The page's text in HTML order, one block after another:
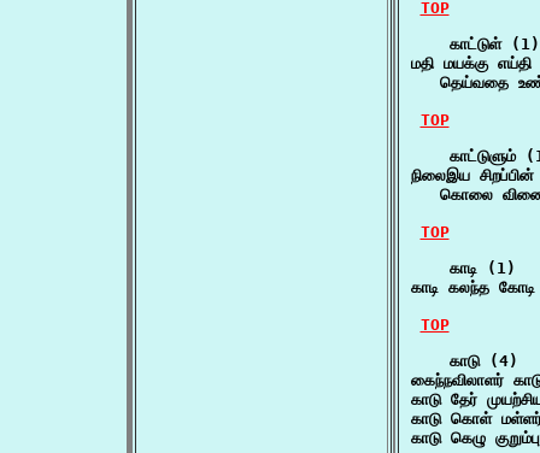
TOP
    காட்டுள் (1)
மதி மயக்கு எய்தி
தெய்வதை
TOP
காட்டுளும்
நிலைஇய சிறப்பின்
கொலை வினை
TOP
    காடி (1)
காடி கலந்த
TOP
    காடு (4)
கைந்நவிலாளர்
காடு தேர்
காடு கொள்
காடு கெழு